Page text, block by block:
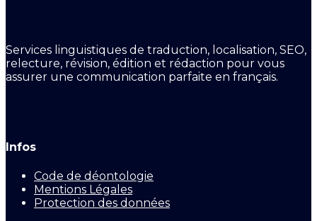
Services linguistiques de traduction, localisation, SEO,
relecture, révision, édition et rédaction pour vous
assurer une communication parfaite en français.
Infos
Code de déontologie
Mentions Légales
Protection des données